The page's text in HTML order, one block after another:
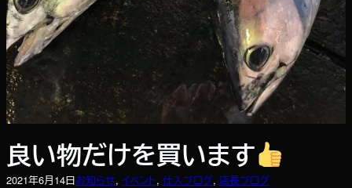
良い物だけを買います
2021年6月14日お知らせ, イベント, 仕入ブログ, 店長ブログ